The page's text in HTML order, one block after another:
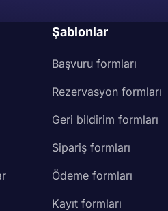
Şablonlar
Başvuru formları
Rezervasyon formları
Geri bildirim formları
Sipariş formları
Ödeme formları
Kayıt formları